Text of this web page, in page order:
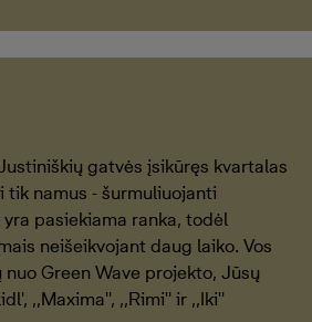
gatvės įsikūręs kvartalas
tik namus - šurmuliuojanti
pasiekiama ranka, todėl
neišeikvojant daug laiko. Vos
Green Wave projekto, Jūsų
,,Maxima'', ,,Rimi'' ir ,,Iki''